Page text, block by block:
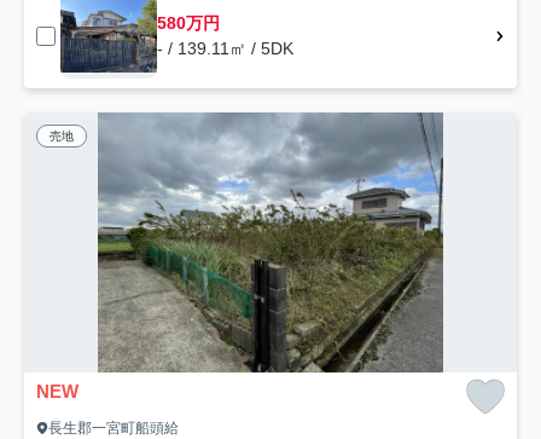
580万円
- / 139.11㎡ / 5DK
売地
NEW
長生郡一宮町船頭給